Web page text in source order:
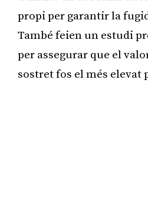
propi per garantir la
També feien un estudi
per assegurar que el
sostret fos el més elevat